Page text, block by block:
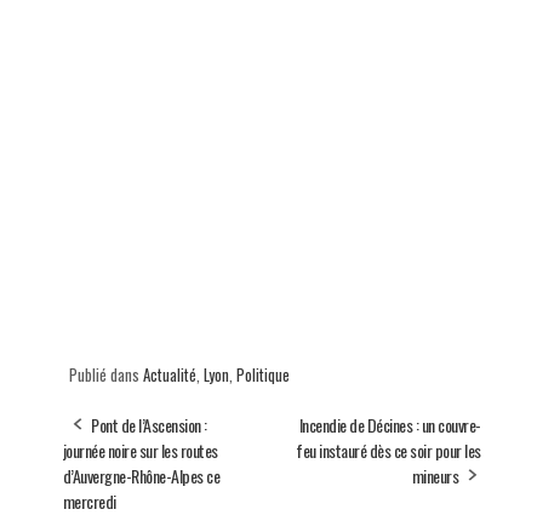
Publié dans Actualité Lyon Politique
Pont de l’Ascension :
journée noire sur les routes
d’Auvergne-Rhône-Alpes ce
mercredi
Incendie de Décines : un couvre-
feu instauré dès ce soir pour les
mineurs